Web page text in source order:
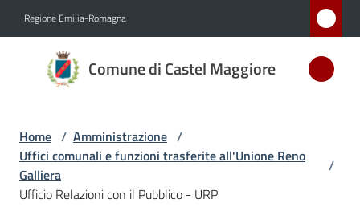
Regione Emilia-Romagna
Comune di Castel Maggiore
Comune
di Castel
D'ARGENTO
AL MERITO
CIVILE
Home / Amministrazione /
Uffici comunali e funzioni trasferite all'Unione Reno
Galliera
/
Ufficio Relazioni con il Pubblico - URP